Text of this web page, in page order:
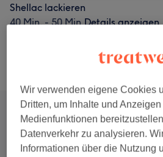
Shellac lackieren
40 Min. - 50 Min.Details anzeigen
Nicht gefunden wonach du gesucht
Alle
Wir verwenden eigene Cookies
Dritten, um Inhalte und
Medienfunktionen
Datenverkehr zu analysieren.
Informationen über die Nutzung